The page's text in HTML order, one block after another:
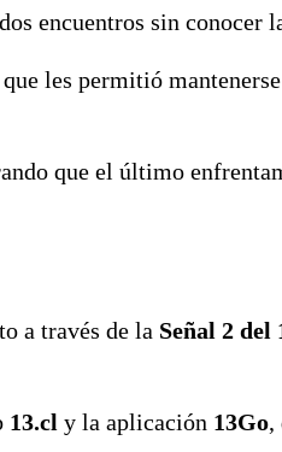
encuentros sin conocer
les permitió
que el último
a través de la Señal 2 del
13.cl y la aplicación 13Go,